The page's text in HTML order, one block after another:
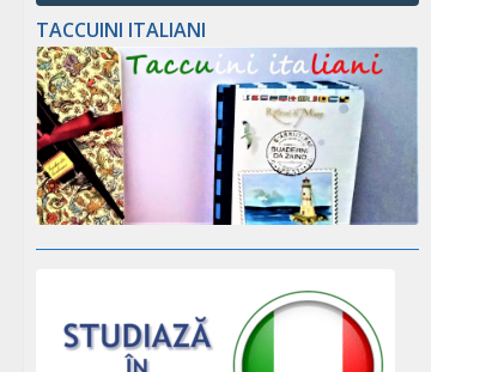
TACCUINI ITALIANI